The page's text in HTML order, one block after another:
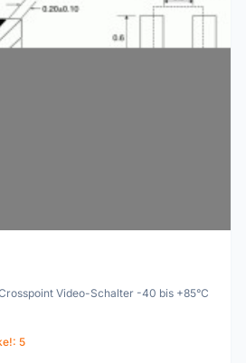
Video-Schalter -40 bis +85°C
5